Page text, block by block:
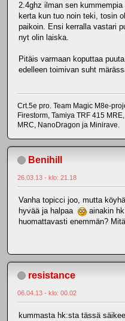
2.4ghz ilman sen
kerta kun tuo noin teki, tosin
paikoin. Ensi kerralla vastari
nyt olin laiska.
Pitäis varmaan koputtaa
edelleen toimivan suht
Crt.5e pro. Team Magic M8e-
Firestorm, Tamiya TRF 415
MRC, NanoDragon ja Minirave.
Benihill
26.03.13 - klo: 21.18
Vanha topicci joo, mutta
hyvää ja halpaa
ainakin
huomattavasti enemmän?
resistance
06.04.13 - klo: 00.02
kummasta hk:sta tässä